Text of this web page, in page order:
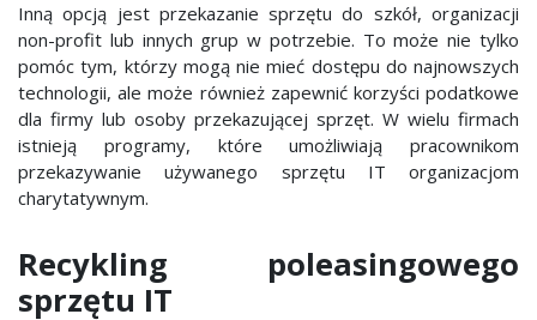
Inną opcją jest przekazanie sprzętu do szkół, organizacji
non-profit lub innych grup w potrzebie. To może nie tylko
pomóc tym, którzy mogą nie mieć dostępu do najnowszych
technologii, ale może również zapewnić korzyści podatkowe
dla firmy lub osoby przekazującej sprzęt. W wielu firmach
istnieją programy, które umożliwiają pracownikom
przekazywanie używanego sprzętu IT organizacjom
charytatywnym.
Recykling poleasingowego
sprzętu IT